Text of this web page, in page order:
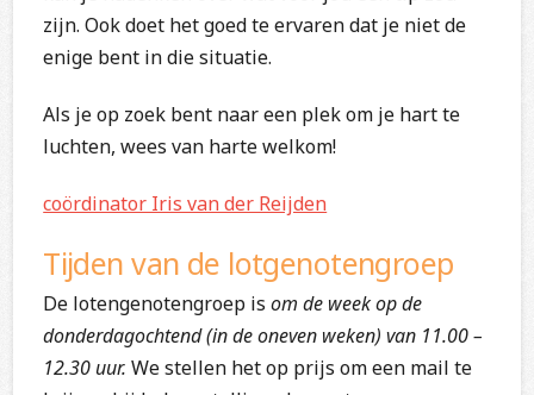
zijn. Ook doet het goed te ervaren dat je niet de
enige bent in die situatie.
Als je op zoek bent naar een plek om je hart te
luchten, wees van harte welkom!
coördinator Iris van der Reijden
Tijden van de lotgenotengroep
De lotengenotengroep isom de week op de
donderdagochtend (in de oneven weken) van 11.00 –
12.30 uur.We stellen het op prijs om een mail te